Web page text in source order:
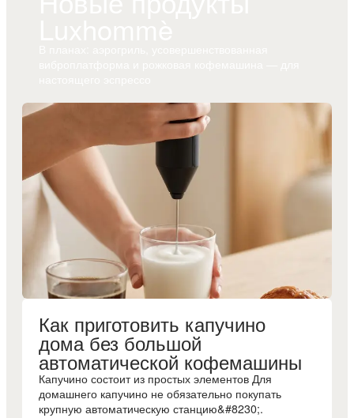
Как приготовить капучино
дома без большой
автоматической кофемашины
Капучино состоит из простых элементов Для
домашнего капучино не обязательно покупать
крупную автоматическую станцию&#8230;.